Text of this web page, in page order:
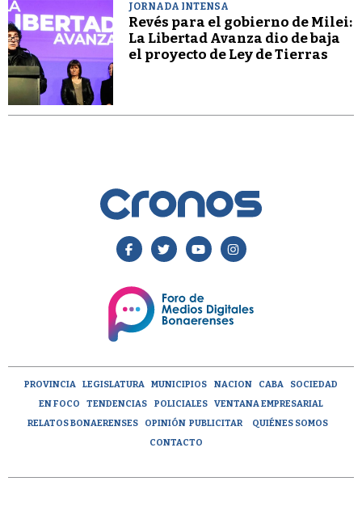
JORNADA INTENSA
Revés para el gobierno de Milei:
La Libertad Avanza dio de baja
el proyecto de Ley de Tierras
PROVINCIA LEGISLATURA MUNICIPIOS NACION CABA
SOCIEDAD
EN FOCO
TENDENCIAS POLICIALES
VENTANA EMPRESARIAL
RELATOS BONAERENSES
OPINIÓN PUBLICITAR
QUIÉNES SOMOS
CONTACTO